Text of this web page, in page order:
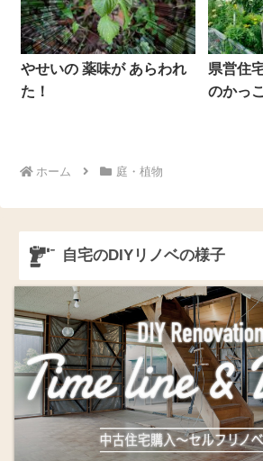
やせいの 薬味が あらわれ
た！
県営住
のかっ
ホーム 庭・植物
自宅のDIYリノベの様子